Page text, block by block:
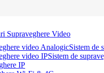
Supraveghere Video
Sistem de
Sistem de
IP